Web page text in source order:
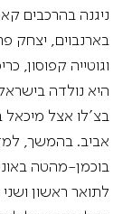
ניגנה בהרכבים
בארנבוים, יצחק
וגוטייה קפוסון,
בצ’לו אצל מיכאל
אביב. בהמשך,
בוכמן-מהטה
לתואר ראשון ושני